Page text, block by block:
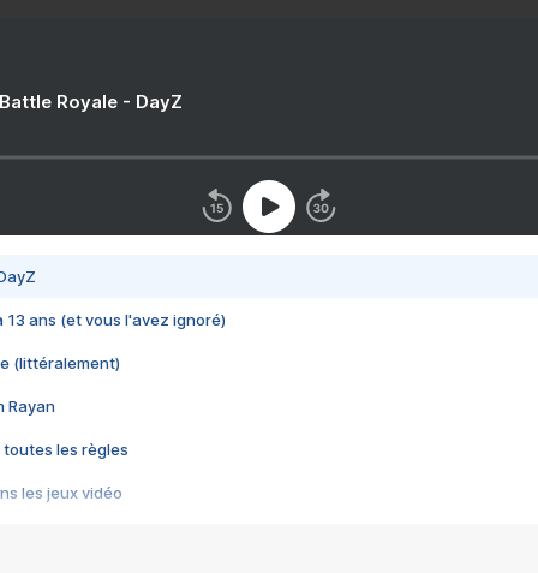
Royale - DayZ
13 ans (et vous l'avez ignoré)
(littéralement)
Rayan
toutes les règles
les jeux vidéo